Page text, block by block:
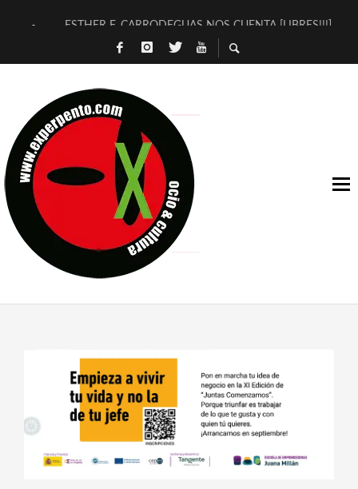
ESTHER F. CARRODEGUAS NOS CUENTA [LIBRES!!!]
[TERRA DE GUAPES] DE SANDRA MONFORT
TIMBRE 4, LA ESCUELA DEL DIRECTOR TEATRAL CLAUDIO
30 AÑOS (NO ES NADA) DE LA KATARSIS DEL TOMATAZO
MILITARES JUDÍAS EN #EXVITA
D’BALDOMEROS REINVENTAN [BITÁCORA 3.0] EN EXVITA
MARSHALL FLASH PRESENTA EN EXVITA [RELATIVA
JOFRE BARDAGÍ EN EXVITA INTERPRETANDO A SERRAT